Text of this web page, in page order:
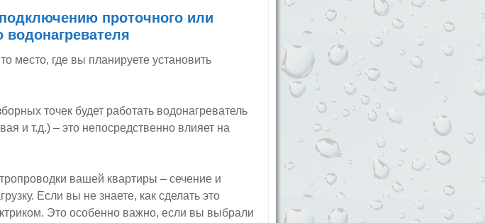
проточного или
водонагревателя
место, где вы планируете установить
точек будет работать водонагреватель
и т.д.) – это непосредственно влияет на
вашей квартиры – сечение и
Если вы не знаете, как сделать это
Это особенно важно, если вы выбрали